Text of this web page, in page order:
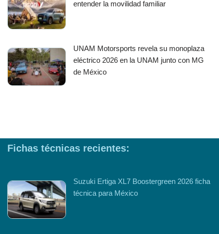
entender la movilidad familiar
UNAM Motorsports revela su monoplaza
eléctrico 2026 en la UNAM junto con MG
de México
Fichas técnicas recientes:
Suzuki Ertiga XL7 Boostergreen 2026 ficha
técnica para México